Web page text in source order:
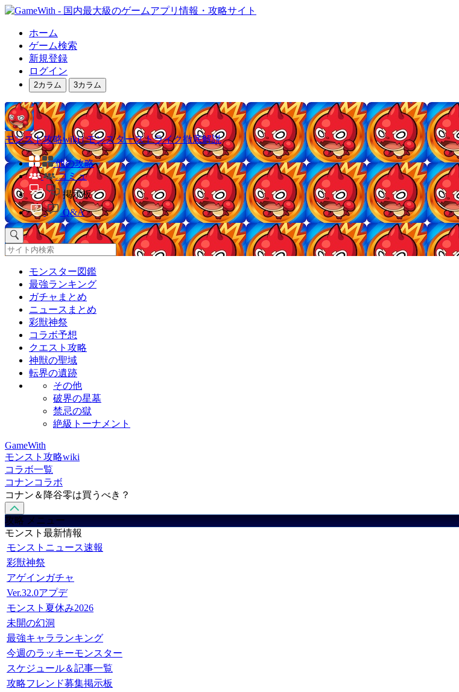
ホーム
ゲーム検索
新規登録
ログイン
2カラム 3カラム
モンスト攻略wiki | モンスターストライク徹底解説
他の攻略
コミュ
掲示板
Q&A
モンスター図鑑
最強ランキング
ガチャまとめ
ニュースまとめ
彩獣神祭
コラボ予想
クエスト攻略
神獣の聖域
転界の遺跡
その他
破界の星墓
禁忌の獄
絶級トーナメント
GameWith
モンスト攻略wiki
コラボ一覧
コナンコラボ
コナン＆降谷零は買うべき？
攻略 メニュー
モンスト最新情報
モンストニュース速報
彩獣神祭
アゲインガチャ
Ver.32.0アプデ
モンスト夏休み2026
未開の幻洞
最強キャラランキング
今週のラッキーモンスター
スケジュール＆記事一覧
攻略フレンド募集掲示板